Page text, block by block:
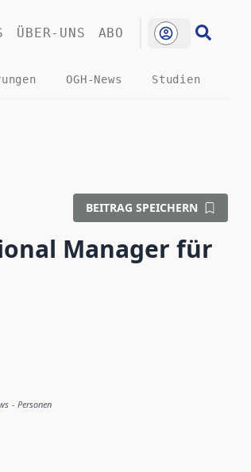
ÜBER-UNS ABO
OGH-News Studien
BEITRAG SPEICHERN
Manager für
- Personen